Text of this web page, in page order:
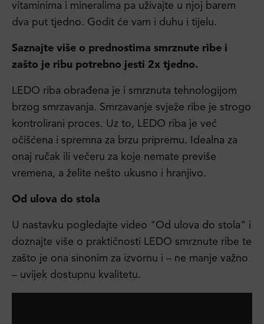
vitaminima i mineralima pa uživajte u njoj barem
dva put tjedno. Godit će vam i duhu i tijelu.
Saznajte više o prednostima smrznute ribe i
zašto je ribu potrebno jesti 2x tjedno.
LEDO riba obrađena je i smrznuta tehnologijom
brzog smrzavanja. Smrzavanje svježe ribe je strogo
kontrolirani proces. Uz to, LEDO riba je već
očišćena i spremna za brzu pripremu. Idealna za
onaj ručak ili večeru za koje nemate previše
vremena, a želite nešto ukusno i hranjivo.
Od ulova do stola
U nastavku pogledajte video "Od ulova do stola" i
doznajte više o praktičnosti LEDO smrznute ribe te
zašto je ona sinonim za izvornu i – ne manje važno
– uvijek dostupnu kvalitetu.